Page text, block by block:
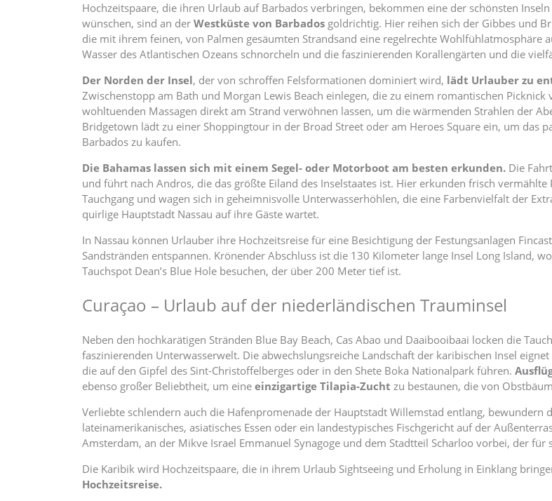
Hochzeitspaare, die ihren Urlaub auf Barbados verbringen, bekommen eine der schönsten
wünschen, sind an der Westküste von Barbados goldrichtig. Hier reihen sich der Gibbes und
die mit ihrem feinen, von Palmen gesäumten Strandsand eine regelrechte Wohlfühlatmosphäre
Wasser des Atlantischen Ozeans schnorcheln und die faszinierenden Korallengärten und die
Der Norden der Insel, der von schroffen Felsformationen dominiert wird, lädt Urlauber zu
Zwischenstopp am Bath und Morgan Lewis Beach einlegen, die zu einem romantischen
wohltuenden Massagen direkt am Strand verwöhnen lassen, um die wärmenden Strahlen der
Bridgetown lädt zu einer Shoppingtour in der Broad Street oder am Heroes Square ein, um das
Barbados zu kaufen.
Die Bahamas lassen sich mit einem Segel- oder Motorboot am besten erkunden. Die
und führt nach Andros, die das größte Eiland des Inselstaates ist. Hier erkunden frisch
Tauchgang und wagen sich in geheimnisvolle Unterwasserhöhlen, die eine Farbenvielfalt der
quirlige Hauptstadt Nassau auf ihre Gäste wartet.
In Nassau können Urlauber ihre Hochzeitsreise für eine Besichtigung der Festungsanlagen
Sandstränden entspannen. Krönender Abschluss ist die 130 Kilometer lange Insel Long Island,
Tauchspot Dean’s Blue Hole besuchen, der über 200 Meter tief ist.
Curaçao – Urlaub auf der niederländischen Trauminsel
Neben den hochkarätigen Stränden Blue Bay Beach, Cas Abao und Daaibooibaai locken die
faszinierenden Unterwasserwelt. Die abwechslungsreiche Landschaft der karibischen Insel
die auf den Gipfel des Sint-Christoffelberges oder in den Shete Boka Nationalpark führen.
ebenso großer Beliebtheit, um eine einzigartige Tilapia-Zucht zu bestaunen, die von
Verliebte schlendern auch die Hafenpromenade der Hauptstadt Willemstad entlang,
lateinamerikanisches, asiatisches Essen oder ein landestypisches Fischgericht auf der
Amsterdam, an der Mikve Israel Emmanuel Synagoge und dem Stadtteil Scharloo vorbei, der
Die Karibik wird Hochzeitspaare, die in ihrem Urlaub Sightseeing und Erholung in Einklang
Hochzeitsreise.